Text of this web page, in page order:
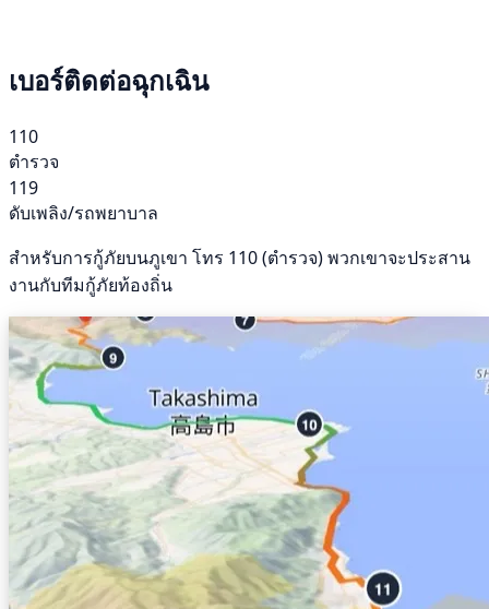
เบอร์ติดต่อฉุกเฉิน
110
ตำรวจ
119
ดับเพลิง/รถพยาบาล
สำหรับการกู้ภัยบนภูเขา โทร 110 (ตำรวจ) พวกเขาจะประสาน
งานกับทีมกู้ภัยท้องถิ่น